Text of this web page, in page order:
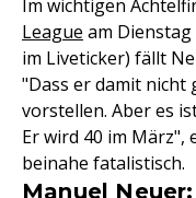
Im wichtigen
League am
im Liveticker) fällt
"Dass er damit nicht
vorstellen. Aber es
Er wird 40 im März",
beinahe fatalistisch.
Manuel